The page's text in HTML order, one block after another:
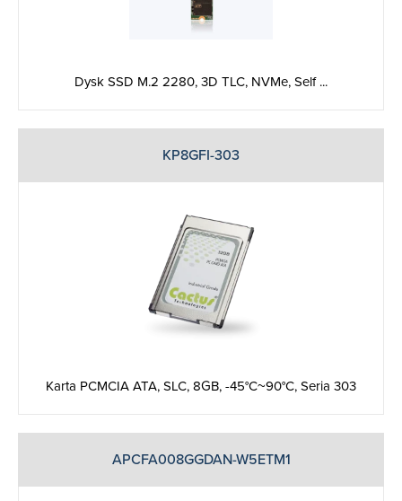
Dysk SSD M.2 2280, 3D TLC, NVMe, Self ...
KP8GFI-303
Karta PCMCIA ATA, SLC, 8GB, -45°C~90°C, Seria 303
APCFA008GGDAN-W5ETM1